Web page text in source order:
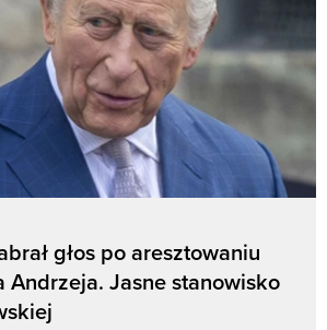
głos po aresztowaniu
Andrzeja. Jasne stanowisko